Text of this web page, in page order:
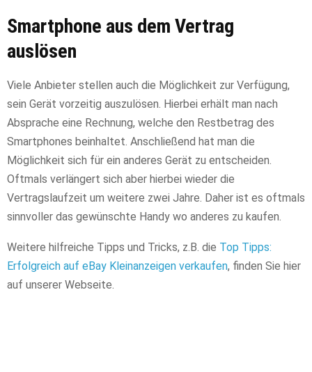
Smartphone aus dem Vertrag
auslösen
Viele Anbieter stellen auch die Möglichkeit zur Verfügung,
sein Gerät vorzeitig auszulösen. Hierbei erhält man nach
Absprache eine Rechnung, welche den Restbetrag des
Smartphones beinhaltet. Anschließend hat man die
Möglichkeit sich für ein anderes Gerät zu entscheiden.
Oftmals verlängert sich aber hierbei wieder die
Vertragslaufzeit um weitere zwei Jahre. Daher ist es oftmals
sinnvoller das gewünschte Handy wo anderes zu kaufen.
Weitere hilfreiche Tipps und Tricks, z.B. die Top Tipps:
Erfolgreich auf eBay Kleinanzeigen verkaufen, finden Sie hier
auf unserer Webseite.